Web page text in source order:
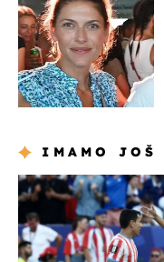
IMAMO JOŠ
svjetsko prvenstvo